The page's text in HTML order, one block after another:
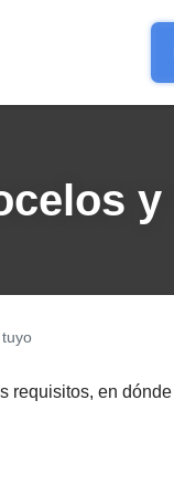
y
requisitos, en dónde